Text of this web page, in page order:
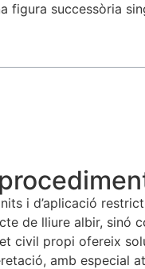
figura successòria
i d’aplicació
de lliure albir, sinó
civil propi ofereix
amb especial